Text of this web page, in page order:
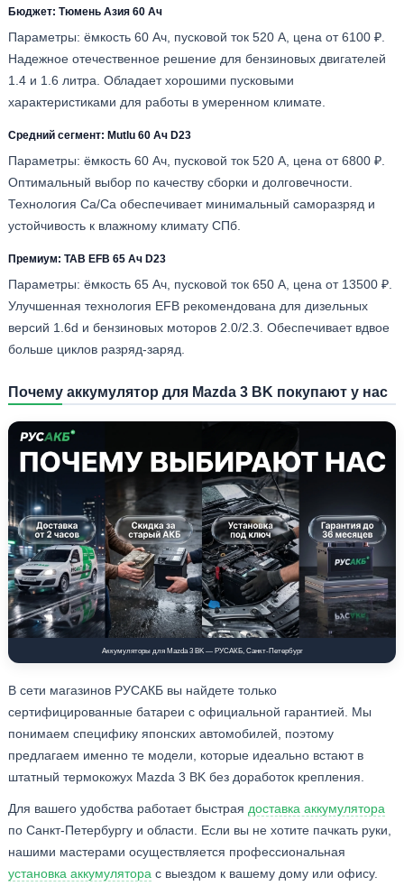
Бюджет: Тюмень Азия 60 Ач
Параметры: ёмкость 60 Ач, пусковой ток 520 А, цена от 6100 ₽.
Надежное отечественное решение для бензиновых двигателей
1.4 и 1.6 литра. Обладает хорошими пусковыми
характеристиками для работы в умеренном климате.
Средний сегмент: Mutlu 60 Ач D23
Параметры: ёмкость 60 Ач, пусковой ток 520 А, цена от 6800 ₽.
Оптимальный выбор по качеству сборки и долговечности.
Технология Ca/Ca обеспечивает минимальный саморазряд и
устойчивость к влажному климату СПб.
Премиум: TAB EFB 65 Ач D23
Параметры: ёмкость 65 Ач, пусковой ток 650 А, цена от 13500 ₽.
Улучшенная технология EFB рекомендована для дизельных
версий 1.6d и бензиновых моторов 2.0/2.3. Обеспечивает вдвое
больше циклов разряд-заряд.
Почему аккумулятор для Mazda 3 BK покупают у нас
Аккумуляторы для Mazda 3 BK — РУСАКБ, Санкт-Петербург
В сети магазинов РУСАКБ вы найдете только
сертифицированные батареи с официальной гарантией. Мы
понимаем специфику японских автомобилей, поэтому
предлагаем именно те модели, которые идеально встают в
штатный термокожух Mazda 3 BK без доработок крепления.
Для вашего удобства работает быстрая доставка аккумулятора
по Санкт-Петербургу и области. Если вы не хотите пачкать руки,
нашими мастерами осуществляется профессиональная
установка аккумулятора с выездом к вашему дому или офису.